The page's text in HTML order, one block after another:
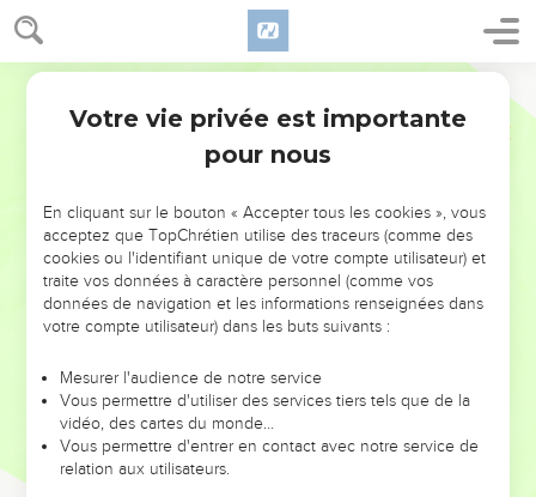
NE MANQUEZ PAS L’ÉVÉNEMENT
DE L’ANNÉE !
ET SI LEURS ERREURS POUVAIENT VOUS ÉVITER LES
VOTRES ?
leur foi ou leur vision. Mais on voit moins les doutes, les erreurs
et les saisons difficiles qu'ils ont traversés, alors même que ce
sont elles qui les ont façonnés.
Dans cette conférence, leaders, entrepreneurs, et responsables
Votre vie privée est importante
pour nous
En cliquant sur le bouton « Accepter tous les cookies », vous
acceptez que TopChrétien utilise des traceurs (comme des
cookies ou l'identifiant unique de votre compte utilisateur) et
traite vos données à caractère personnel (comme vos
données de navigation et les informations renseignées dans
votre compte utilisateur) dans les buts suivants :
Mesurer l'audience de notre service
Vous permettre d'utiliser des services tiers tels que de la
vidéo, des cartes du monde…
Vous permettre d'entrer en contact avec notre service de
relation aux utilisateurs.